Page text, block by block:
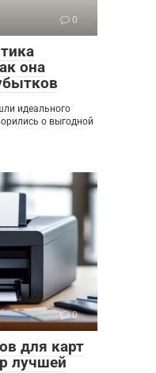
0
она
идеального
о выгодной
0
для карт
лучшей